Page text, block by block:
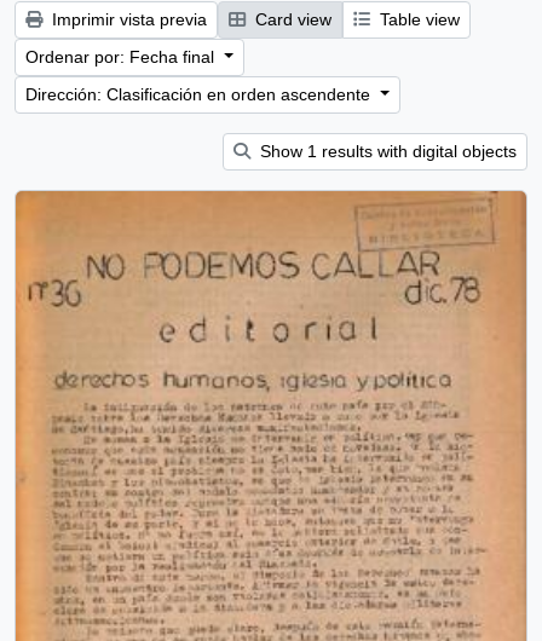
Imprimir vista previa Card view
Table view
Ordenar por: Fecha final
Dirección: Clasificación en orden ascendente
Show 1 results with digital objects